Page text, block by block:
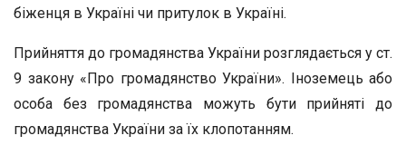
біженця в Україні чи притулок в Україні.
Прийняття до громадянства України розглядається у ст.
9 закону «Про громадянство України». Іноземець або
особа без громадянства можуть бути прийняті до
громадянства України за їх клопотанням.